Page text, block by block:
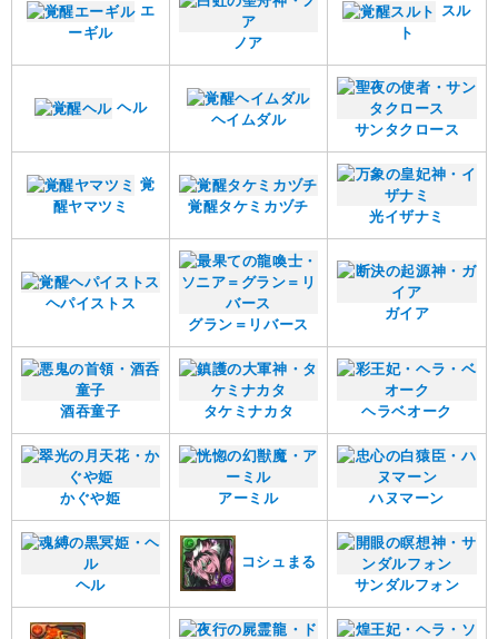
エ
ーギル
ノア
スル
ト
ヘル
ヘイムダル
サンタクロース
覚
醒ヤマツミ
覚醒タケミカヅチ
光イザナミ
ヘパイストス
グラン＝リバース
ガイア
酒吞童子 タケミナカタ ヘラベオーク
かぐや姫 アーミル ハヌマーン
ヘル
コシュまる
サンダルフォン